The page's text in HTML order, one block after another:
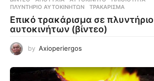
ΠΛΥΝΤΉΡΙΟ ΑΥΤΟΚΊΝΗΤΩΝ
,ΤΡΑΚΆΡΙΣΜΑ
Επικό τρακάρισμα σε πλυντήριο
αυτοκινήτων (βίντεο)
by Axioperiergos